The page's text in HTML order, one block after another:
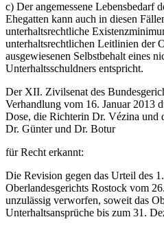
c) Der angemessene Lebensbedarf
Ehegatten kann auch in diesen
unterhaltsrechtliche
unterhaltsrechtlichen Leitlinien der
ausgewiesenen Selbstbehalt eines
Unterhaltsschuldners entspricht.
Der XII. Zivilsenat des
Verhandlung vom 16. Januar 2013
Dose, die Richterin Dr. Vézina und
Dr. Günter und Dr. Botur
für Recht erkannt:
Die Revision gegen das Urteil des
Oberlandesgerichts Rostock vom
unzulässig verworfen, soweit das
Unterhaltsansprüche bis zum 31.